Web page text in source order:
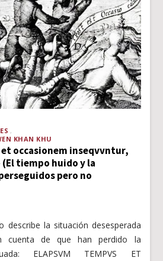
KHAN KHU
occasionem inseqvvntur,
tiempo huido y la
pero no
describe la situación desesperada
cuenta de que han perdido la
ELAPSVM TEMPVS ET